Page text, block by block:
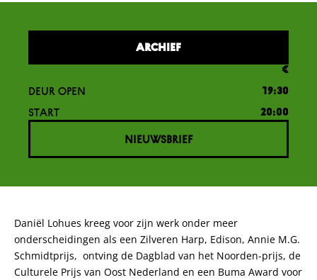
ARCHIEF
€
DEUR OPEN 19:30
START 20:00
NIEUWSBRIEF
Daniël Lohues kreeg voor zijn werk onder meer
onderscheidingen als een Zilveren Harp, Edison, Annie M.G.
Schmidtprijs, ontving de Dagblad van het Noorden-prijs, de
Culturele Prijs van Oost Nederland en een Buma Award voor